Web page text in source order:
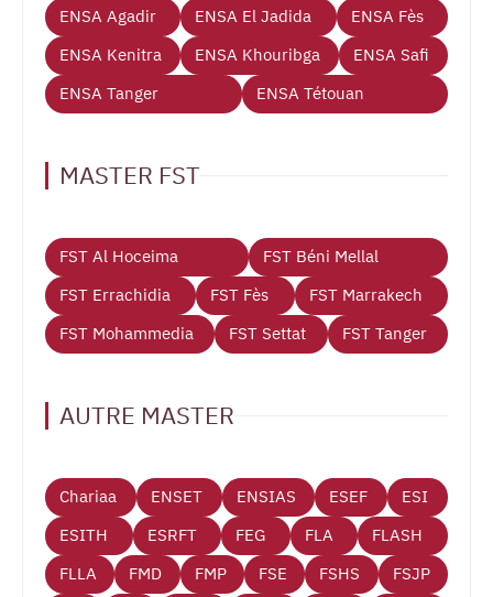
ENSA Agadir ENSA El Jadida
ENSA Fès
ENSA Kenitra
ENSA Khouribga
ENSA Safi
ENSA Tanger
ENSA Tétouan
MASTER FST
FST Al Hoceima
FST Béni Mellal
FST Errachidia
FST Fès
FST Marrakech
FST Mohammedia
FST Settat FST Tanger
AUTRE MASTER
Chariaa ENSET ENSIAS ESEF
ESI
ESITH
ESRFT FEG FLA
FLASH
FLLA
FMD FMP FSE FSHS FSJP